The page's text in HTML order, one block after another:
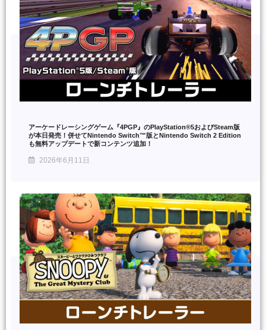
アーケードレーシングゲーム『4PGP』のPlayStation®5およびSteam版
が本日発売！併せてNintendo Switch™版とNintendo Switch 2 Edition
も無料アップデートで新コンテンツ追加！
2026年6月11日